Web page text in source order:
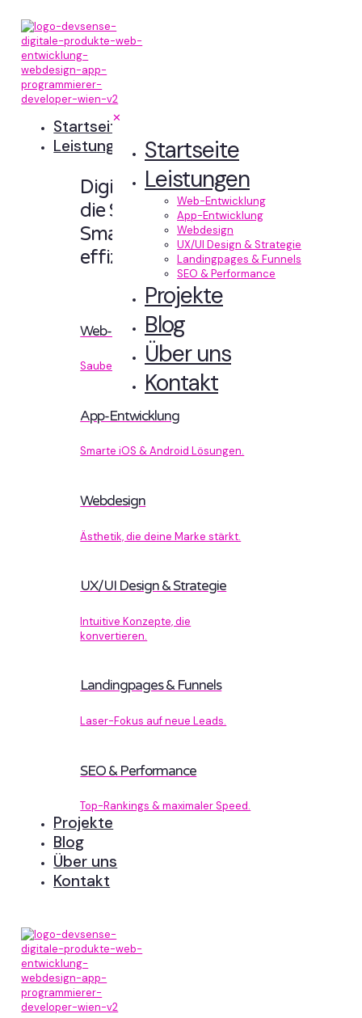
✕
Startseite
Leistungen
Web-Entwicklung
App-Entwicklung
Webdesign
UX/UI Design & Strategie
Landingpages & Funnels
SEO & Performance
Projekte
Blog
Über uns
Kontakt
Startseite
Leistungen
Digitale Erlebnisse,
die Sinn machen.
Smart designt und
effizient entwickelt.
Web-Entwicklung
Sauberer Code, der performt.
App-Entwicklung
Smarte iOS & Android Lösungen.
Webdesign
Ästhetik, die deine Marke stärkt.
UX/UI Design & Strategie
Intuitive Konzepte, die
konvertieren.
Landingpages & Funnels
Laser-Fokus auf neue Leads.
SEO & Performance
Top-Rankings & maximaler Speed.
Projekte
Blog
Über uns
Kontakt